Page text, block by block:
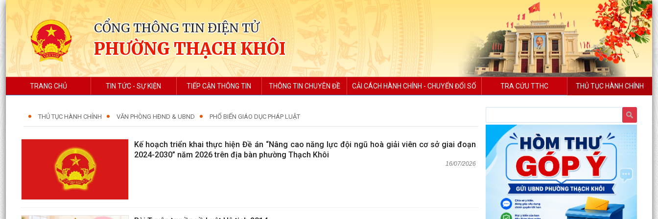
CỔNG THÔNG TIN ĐIỆN TỬ
PHƯỜNG THẠCH KHÔI
TRANG CHỦ TIN TỨC - SỰ KIỆN TIẾP CẬN THÔNG TIN THÔNG TIN CHUYÊN ĐỀ CẢI CÁCH HÀNH CHÍNH - CHUYỂN ĐỔI SỐ TRA CỨU TTHC THỦ TỤC HÀNH CHÍNH
THỦ TỤC HÀNH CHÍNH VĂN PHÒNG HĐND & UBND PHỔ BIẾN GIÁO DỤC PHÁP LUẬT
Kế hoạch triển khai thực hiện Đề án “Nâng cao năng lực đội ngũ hoà giải viên cơ sở giai đoạn
2024-2030” năm 2026 trên địa bàn phường Thạch Khôi
16/07/2026